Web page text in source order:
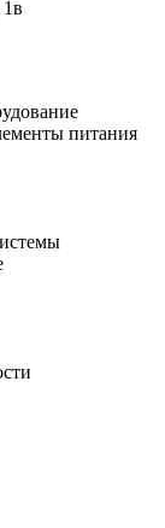
питания